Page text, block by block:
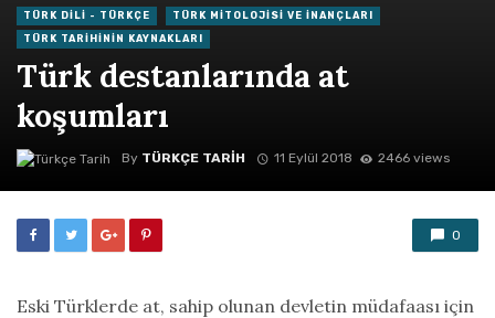
TÜRK DILI - TÜRKÇE TÜRK MITOLOJISI VE İNANÇLARI
TÜRK TARIHININ KAYNAKLARI
Türk destanlarında at
koşumları
By TÜRKÇE TARIH 11 Eylül 2018 2466 views
0
Eski Türklerde at, sahip olunan devletin müdafaası için